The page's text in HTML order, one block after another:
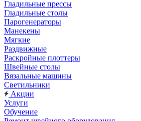
Гладильные прессы
Гладильные столы
Парогенераторы
Манекены
Мягкие
Раздвижные
Раскройные плоттеры
Швейные столы
Вязальные машины
Светильники
Акции
Услуги
Обучение